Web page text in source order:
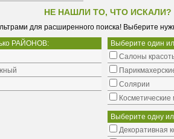
НЕ НАШЛИ ТО, ЧТО ИСКАЛИ?
для расширенного поиска! Выберите
РАЙОНОВ:
Выберите один
Салоны
Солярии
Косметические
Выберите одну
Декоративная